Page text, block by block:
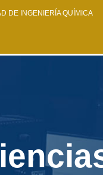
DE INGENIERÍA QUÍMICA